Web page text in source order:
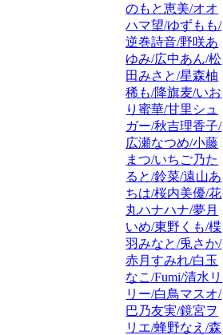
のもと恵美/オオ
ハマ望/ゆずもも/
逆巻詩音/野咲あ
ゆみ/広中あん/松
田みさと/星森柚
稀も/降旗麦/いお
り蜜華/甘里シュ
ガー/秋吉理香子/
広瀬なつめ/小藤
まつ/いちご乃た
ると/鈴菜/遠山あ
ちは/桜内美優/花
丸ハナハナ/夢月
いめ/東野くも/楪
羽みなと/兎さか/
赤月すみれ/白玉
なこ/Fumi/清水リ
リー/白鳥マスオ/
巴乃友実/鏡宮ヲ
リエ/蜂野なえ/森